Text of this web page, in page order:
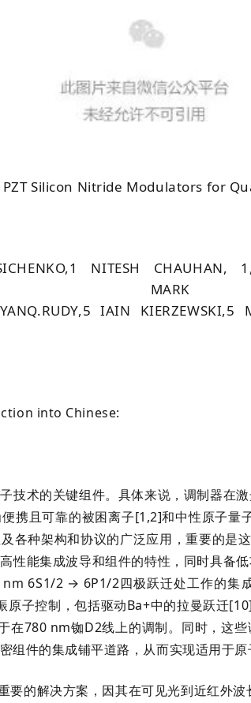
Silicon Nitride Modulators for
,1 NITESH CHAUHAN,
M
YANQ.RUDY,5IAIN KIERZEWSKI,5
into Chinese:
技术的关键组件。具体来说，调制器在
携且可靠的被困离子[1,2]和中性原子
各种架构和协议的广泛应用，重要的是
性能集成波导和组件的特性，同时具备
6S1/2 → 6P1/2四极跃迁处工作的集
子控制，包括驱动Ba+中的拉曼跃迁
在780 nm铷D2线上的调制。同时，这
组件的集成铺平道路，从而实现适用于
要的解决方案，因其在可见光到近红外